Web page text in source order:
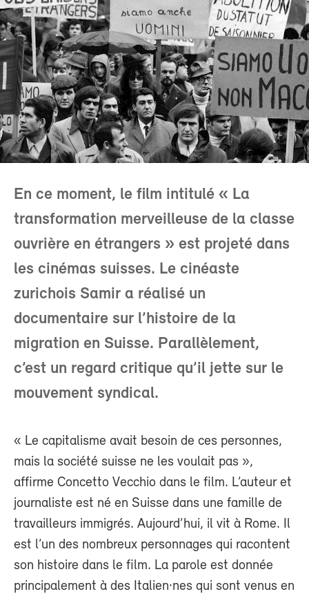
En ce moment, le film intitulé « La
transformation merveilleuse de la classe
ouvrière en étrangers » est projeté dans
les cinémas suisses. Le cinéaste
zurichois Samir a réalisé un
documentaire sur l’histoire de la
migration en Suisse. Parallèlement,
c’est un regard critique qu’il jette sur le
mouvement syndical.
« Le capitalisme avait besoin de ces personnes,
mais la société suisse ne les voulait pas »,
affirme Concetto Vecchio dans le film. L’auteur et
journaliste est né en Suisse dans une famille de
travailleurs immigrés. Aujourd’hui, il vit à Rome. Il
est l’un des nombreux personnages qui racontent
son histoire dans le film. La parole est donnée
principalement à des Italien·nes qui sont venus en